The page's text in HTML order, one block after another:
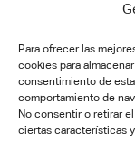
Para ofrecer las
cookies para
consentimiento de
comportamiento de
No consentir o retirar
ciertas características